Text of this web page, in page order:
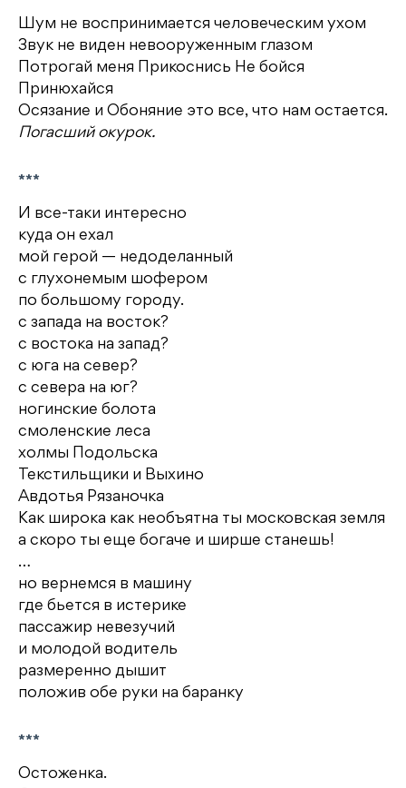
Шум не воспринимается человеческим ухом
Звук не виден невооруженным глазом
Потрогай меня Прикоснись Не бойся
Принюхайся
Осязание и Обоняние это все, что нам остается.
Погасший окурок.
***
И все-таки интересно
куда он ехал
мой герой — недоделанный
с глухонемым шофером
по большому городу.
с запада на восток?
с востока на запад?
с юга на север?
с севера на юг?
ногинские болота
смоленские леса
холмы Подольска
Текстильщики и Выхино
Авдотья Рязаночка
Как широка как необъятна ты московская земля
а скоро ты еще богаче и ширше станешь!
…
но вернемся в машину
где бьется в истерике
пассажир невезучий
и молодой водитель
размеренно дышит
положив обе руки на баранку
***
Остоженка.